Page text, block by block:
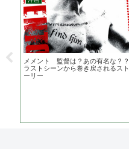
メメント 監督は？あの有名な？？
ラストシーンから巻き戻されるスト
ーリー